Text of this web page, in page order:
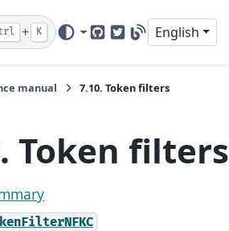
+ K
GitHubTwitter
Blog
English
manual 7.10. Token filters
Token filters